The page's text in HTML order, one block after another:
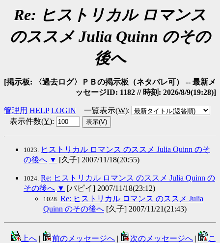
Re: ヒストリカル ロマンス
のススメ Julia Quinn のその
後へ
[掲示板: 〈過去ログ〉ＰＢの掲示板（ネタバレ可） -- 最新メ
ッセージID: 1182 // 時刻: 2026/8/9(19:28)]
管理用 HELP LOGIN 一覧表示(W):
表示件数(Y):
1023.
ヒストリカル ロマンス のススメ Julia Quinn のそ
の後へ ▼ [久子] 2007/11/18(20:55)
1024. Re: ヒストリカル ロマンス のススメ Julia Quinn の
その後へ ▼ [パピイ] 2007/11/18(23:12)
1028. Re: ヒストリカル ロマンス のススメ Julia
Quinn のその後へ [久子] 2007/11/21(21:43)
上へ | 前のメッセージへ | 次のメッセージへ |
こ